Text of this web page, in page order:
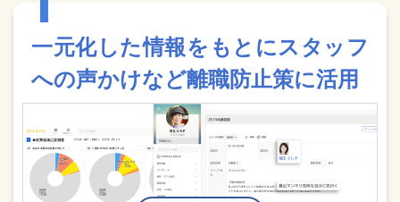
一元化した情報をもとにスタッフ
への声かけなど離職防止策に活用